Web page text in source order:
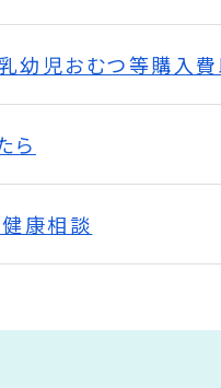
幼児おむつ等購入
ら
健康相談